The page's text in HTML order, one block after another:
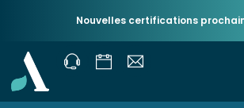
Nouvelles certifications